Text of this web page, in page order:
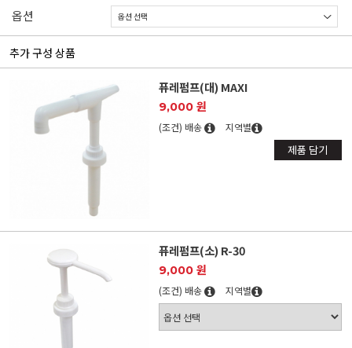
옵션
추가 구성 상품
퓨레펌프(대) MAXI
9,000 원
(조건) 배송 지역별
제품 담기
퓨레펌프(소) R-30
9,000 원
(조건) 배송 지역별